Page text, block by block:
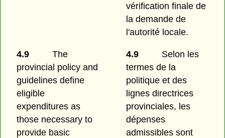
vérification finale de
la demande de
l'autorité locale.
4.9
The
provincial policy and
guidelines define
eligible
expenditures as
those necessary to
provide basic
4.9
Selon les
termes de la
politique et des
lignes directrices
provinciales, les
dépenses
admissibles sont